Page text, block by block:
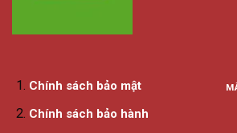
Chính sách bảo mật
Chính sách bảo hành